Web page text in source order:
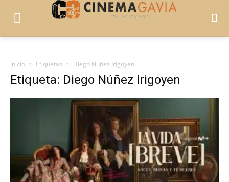
Inicio Etiquetas Diego Núñez Irigoyen
Etiqueta: Diego Núñez Irigoyen